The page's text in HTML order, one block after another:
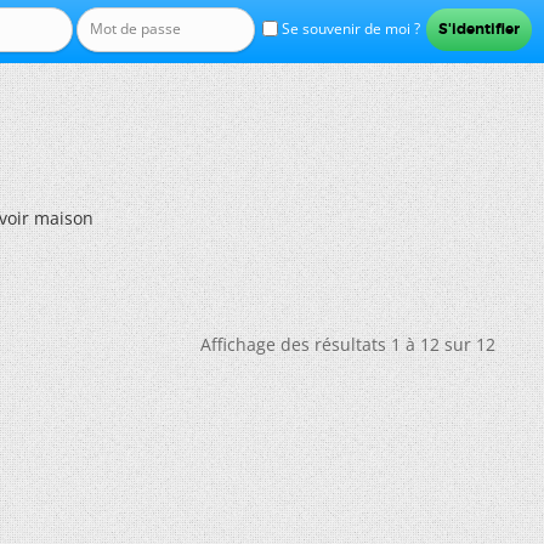
Se souvenir de moi ?
maison
Affichage des résultats 1 à 12 sur 12